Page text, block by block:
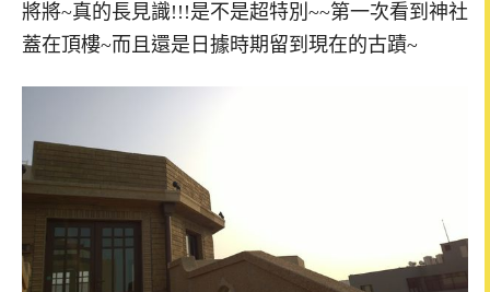
將將~真的長見識!!!是不是超特別~~第一次看到神社
蓋在頂樓~而且還是日據時期留到現在的古蹟~